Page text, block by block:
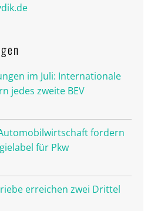
im Juli: Internationale
jedes zweite BEV
fordern
für Pkw
erreichen zwei Drittel